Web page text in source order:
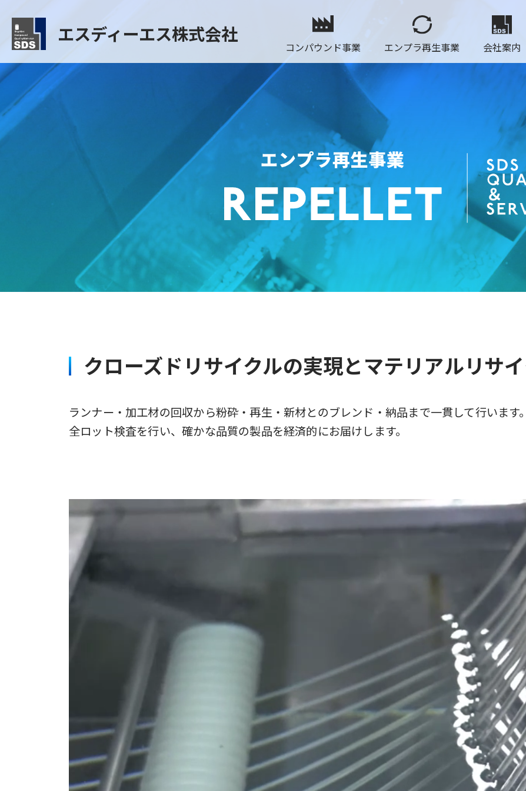
エスディーエス株式会社
コンパウンド事業 エンプラ再生事業 会社案内
クローズドリサイクルの実現とマテリアルリサ
ランナー・加工材の回収から粉砕・再生・新材とのブレンド・納品まで一貫して行います。
全ロット検査を行い、確かな品質の製品を経済的にお届けします。